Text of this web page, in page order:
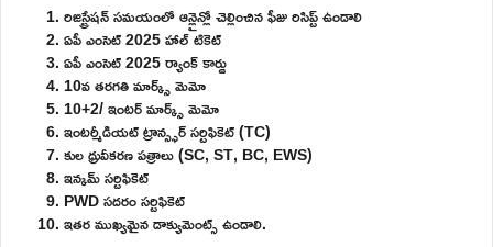
రిజిస్ట్రేషన్ సమయంలో ఆన్లైన్లో చెల్లించిన ఫీజు రిసిప్ట్ ఉండాలి
ఏపీ ఎంసెట్ 2025 హాల్ టికెట్
ఏపీ ఎంసెట్ 2025 ర్యాంక్ కార్డు
10వ తరగతి మార్క్స్ మెమో
10+2/ ఇంటర్ మార్క్స్ మెమో
ఇంటర్మీడియట్ ట్రాన్స్ఫర్ సర్టిఫికెట్ (TC)
కుల ధ్రువీకరణ పత్రాలు (SC, ST, BC, EWS)
ఇన్కమ్ సర్టిఫికెట్
PWD సదరం సర్టిఫికెట్
ఇతర ముఖ్యమైన డాక్యుమెంట్స్ ఉండాలి.